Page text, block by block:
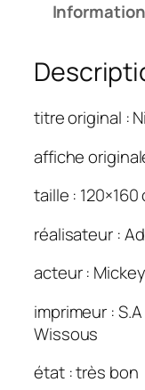
9
s
e
m
a
n
s
1
2
.
2
titre original :
affiche
taille : 120×160
réalisateur :
acteur :
imprimeur :
Wissous
état : très bon